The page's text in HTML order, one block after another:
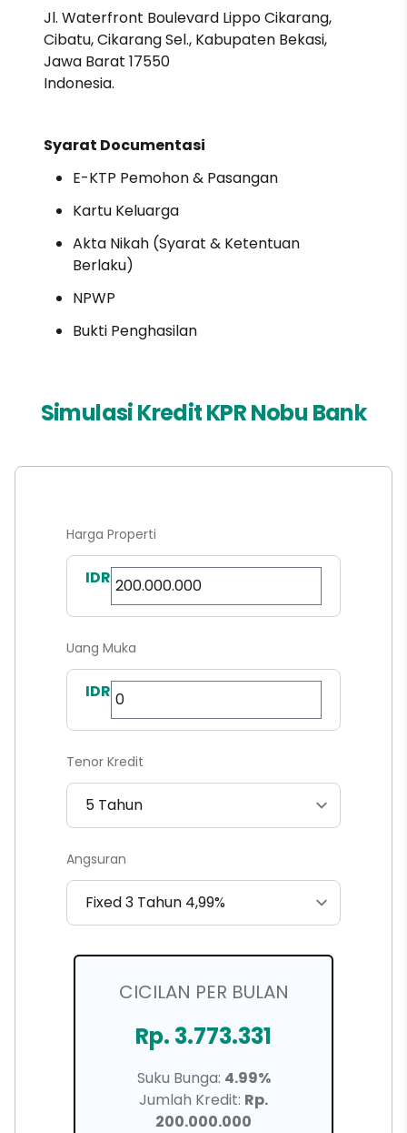
Jl. Waterfront Boulevard Lippo Cikarang,
Cibatu, Cikarang Sel., Kabupaten Bekasi,
Jawa Barat 17550
Indonesia.
Syarat Documentasi
E-KTP Pemohon & Pasangan
Kartu Keluarga
Akta Nikah (Syarat & Ketentuan
Berlaku)
NPWP
Bukti Penghasilan
Simulasi Kredit KPR Nobu Bank
Harga Properti
IDR
Uang Muka
IDR
Tenor Kredit
Angsuran
CICILAN PER BULAN
Rp. 3.773.331
Suku Bunga: 4.99%
Jumlah Kredit: Rp.
200.000.000